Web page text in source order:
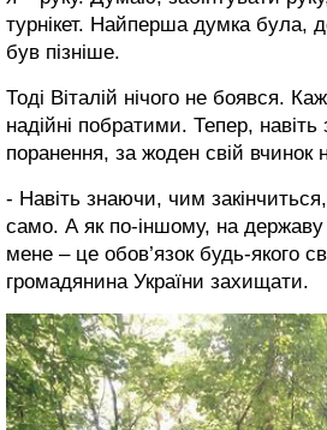
турнікет. Найперша думка була,
був пізніше.
Тоді Віталій нічого не боявся.
надійні побратими. Тепер, навіть
поранення, за жоден свій вчинок
- Навіть знаючи, чим
само. А як по-іншому, на державу
мене – це обов’язок будь-якого
громадянина України захищати.